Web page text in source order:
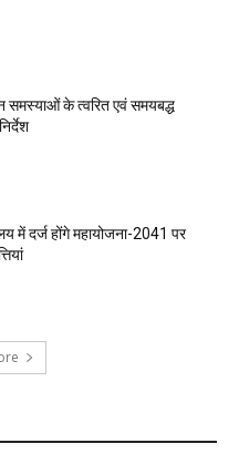
समस्याओं के त्वरित एवं समयबद्ध
में दर्ज होंगे महायोजना-2041 पर